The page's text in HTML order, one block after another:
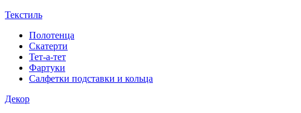
Текстиль
Полотенца
Скатерти
Тет-а-тет
Фартуки
Салфетки подставки и кольца
Декор